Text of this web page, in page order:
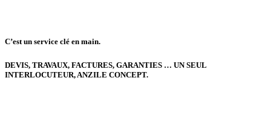
C’est un service clé en main.
DEVIS, TRAVAUX, FACTURES, GARANTIES … UN SEUL
INTERLOCUTEUR, ANZILE CONCEPT.